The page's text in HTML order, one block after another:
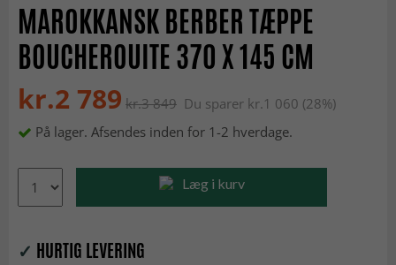
MAROKKANSK BERBER TÆPPE
BOUCHEROUITE 370 X 145 CM
kr.2 789 kr.3 849 Du sparer kr.1 060 (28%)
På lager. Afsendes inden for 1-2 hverdage.
Læg i kurv
✓ HURTIG LEVERING